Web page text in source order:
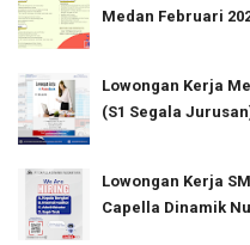
Medan Februari
Lowongan Kerja
(S1 Segala
Lowongan Kerja
Capella Dinamik